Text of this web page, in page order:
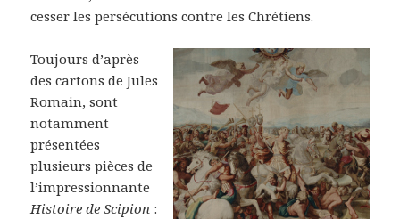
cesser les persécutions contre les Chrétiens.
Toujours d’après
des cartons de Jules
Romain, sont
notamment
présentées
plusieurs pièces de
l’impressionnante
Histoire de Scipion :